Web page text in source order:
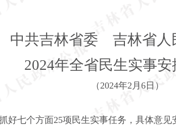
中共吉林省委 吉林省人
2024年全省民生实事
（2024年2 月 6 日）
好七个方面25项民生实事任务，具体意见